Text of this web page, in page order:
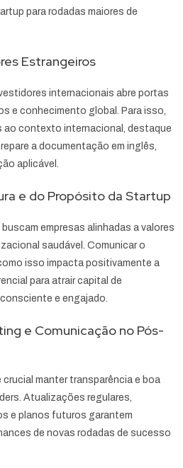
para rodadas maiores de
Estrangeiros
internacionais abre portas
e conhecimento global. Para isso,
contexto internacional, destaque
a documentação em inglês,
aplicável.
e do Propósito da Startup
empresas alinhadas a valores
saudável. Comunicar o
isso impacta positivamente a
para atrair capital de
e engajado.
e Comunicação no Pós-
manter transparência e boa
Atualizações regulares,
e planos futuros garantem
de novas rodadas de sucesso